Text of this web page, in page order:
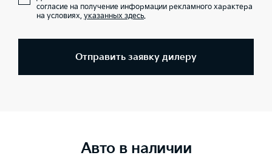
согласие на получение информации рекламного характера
на условиях, указанных здесь.
Отправить заявку дилеру
Авто в наличии